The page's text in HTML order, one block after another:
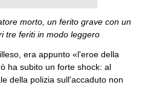
morto, un ferito grave con un
tre feriti in modo leggero
era appunto «l'eroe della
ha subito un forte shock: al
della polizia sull'accaduto non